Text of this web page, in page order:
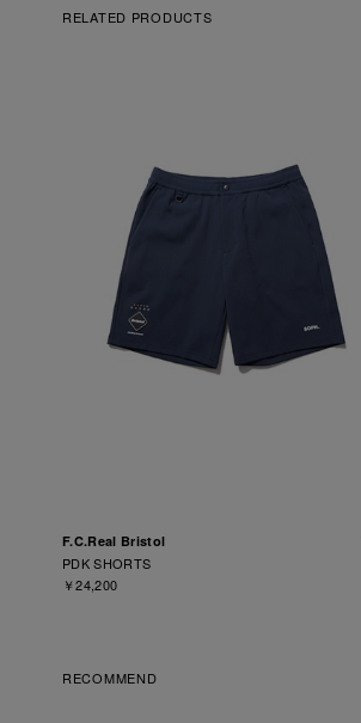
RELATED PRODUCTS
F.C.Real Bristol
PDK SHORTS
￥24,200
RECOMMEND